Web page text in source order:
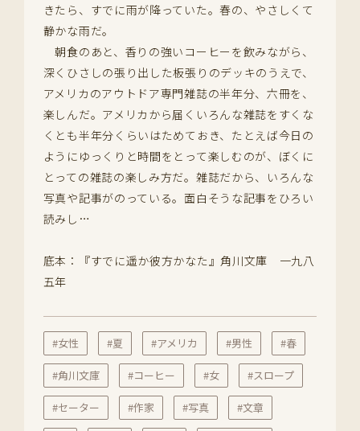
きたら、すでに雨が降っていた。春の、やさしくて
静かな雨だ。
朝食のあと、香りの強いコーヒーを飲みながら、
深くひさしの張り出した板張りのデッキのうえで、
アメリカのアウトドア専門雑誌の半年分、六冊を、
楽しんだ。アメリカから届くいろんな雑誌をすくな
くとも半年分くらいはためておき、たとえば今日の
ようにゆっくりと時間をとって楽しむのが、ぼくに
とっての雑誌の楽しみ方だ。雑誌だから、いろんな
写真や記事がのっている。面白そうな記事をひろい
読みし…
底本：『すでに遥か彼方かなた』角川文庫 一九八
五年
#女性 #夏 #アメリカ #男性 #春
#角川文庫 #コーヒー #女 #スロープ
#セーター #作家 #写真 #文章